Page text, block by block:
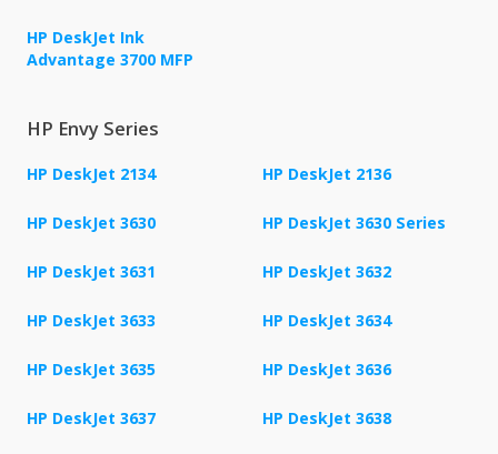
HP DeskJet Ink
Advantage 3700 MFP
HP Envy Series
HP DeskJet 2134 HP DeskJet 2136
HP DeskJet 3630 HP DeskJet 3630 Series
HP DeskJet 3631 HP DeskJet 3632
HP DeskJet 3633 HP DeskJet 3634
HP DeskJet 3635 HP DeskJet 3636
HP DeskJet 3637 HP DeskJet 3638